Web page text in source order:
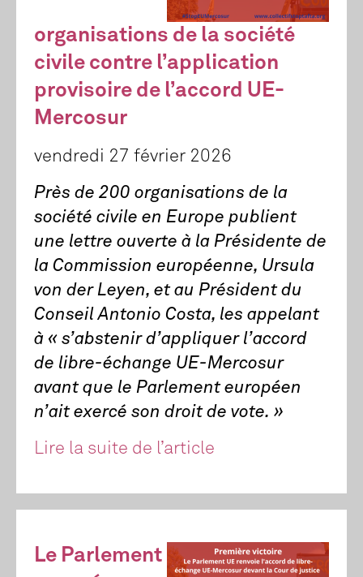
organisations de la société
civile contre l’application
provisoire de l’accord UE-
Mercosur
vendredi 27 février 2026
Près de 200 organisations de la
société civile en Europe publient
une lettre ouverte à la Présidente de
la Commission européenne, Ursula
von der Leyen, et au Président du
Conseil Antonio Costa, les appelant
à « s’abstenir d’appliquer l’accord
de libre-échange UE-Mercosur
avant que le Parlement européen
n’ait exercé son droit de vote. »
Lire la suite de l’article
Le Parlement